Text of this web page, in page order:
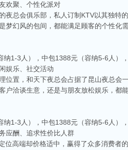
欢聚、个性化派对
夜总会俱乐部，私人订制KTV以其独特
梦幻风的包间，都能满足顾客的个性化
纳1-3人），中包1388元（容纳5-6人
娱乐、社交活动
位置，和天下夜总会占据了昆山夜总
户洽谈生意，还是与朋友放松娱乐，都
纳1-3人），中包1388元（容纳5-6人
应酬、追求性价比人群
位高端却价格适中，赢得了众多消费者